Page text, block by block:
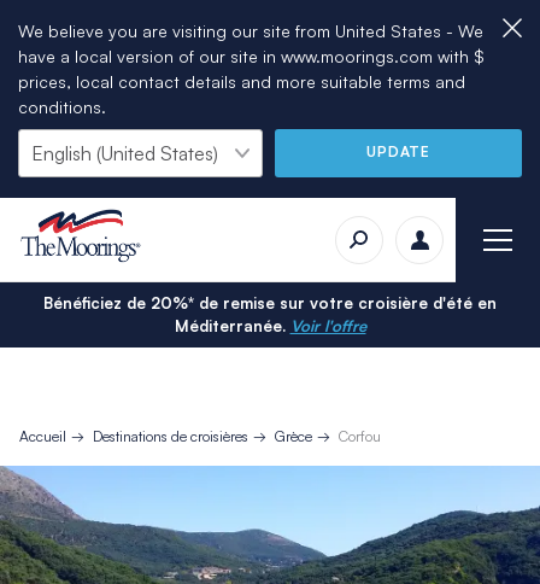
We believe you are visiting our site from United States - We
have a local version of our site in www.moorings.com with $
prices, local contact details and more suitable terms and
conditions.
UPDATE
Bénéficiez de 20%* de remise sur votre croisière d'été en
Méditerranée. Voir l'offre
Accueil Destinations de croisières Grèce Corfou